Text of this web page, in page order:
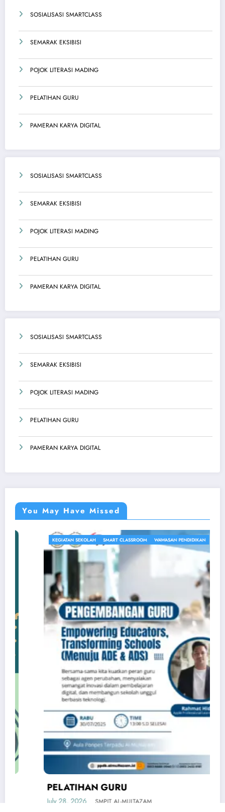
SOSIALISASI SMARTCLASS
SEMARAK EKSIBISI
POJOK LITERASI MADING
PELATIHAN GURU
PAMERAN KARYA DIGITAL
SOSIALISASI SMARTCLASS
SEMARAK EKSIBISI
POJOK LITERASI MADING
PELATIHAN GURU
PAMERAN KARYA DIGITAL
SOSIALISASI SMARTCLASS
SEMARAK EKSIBISI
POJOK LITERASI MADING
PELATIHAN GURU
PAMERAN KARYA DIGITAL
You May Have Missed
KEGIATAN SEKOLAH SMART CLASSROOM WAWASAN PENDIDIKAN
PELATIHAN GURU
July 28, 2026 SMPIT AL-MULTAZAM